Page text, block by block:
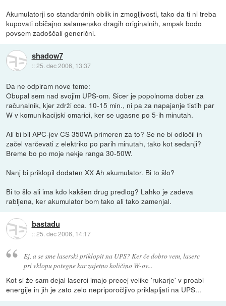
Akumulatorji so standardnih oblik in zmogljivosti, tako da ti ni treba
kupovati običajno salamensko dragih originalnih, ampak bodo
povsem zadoščali generični.
shadow7
::25. dec 2006, 13:37
Da ne odpiram nove teme:
Obupal sem nad svojim UPS-om. Sicer je popolnoma dober za
računalnik, kjer zdrži cca. 10-15 min., ni pa za napajanje tistih par
W v komunikacijski omarici, ker se ugasne po 5-ih minutah.
Ali bi bil APC-jev CS 350VA primeren za to? Se ne bi odločil in
začel varčevati z elektriko po parih minutah, tako kot sedanji?
Breme bo po moje nekje ranga 30-50W.
Nanj bi priklopil dodaten XX Ah akumulator. Bi to šlo?
Bi to šlo ali ima kdo kakšen drug predlog? Lahko je zadeva
rabljena, ker akumulator bom tako ali tako zamenjal.
bastadu
::25. dec 2006, 14:17
Ej, a se sme laserski priklopit na UPS? Ker če dobro vem, laserc
pri vklopu potegne kar zajetno količino W-ov...
Kot si že sam dejal laserci imajo precej velike 'rukarje' v proabi
energije in jih je zato zelo nepriporočljivo priklapljati na UPS...